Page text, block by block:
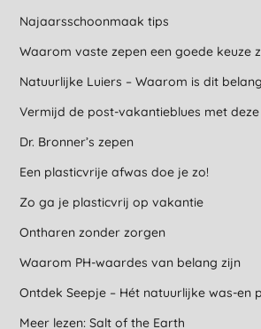
Najaarsschoonmaak tips
Waarom vaste zepen een goede keuze
Natuurlijke Luiers – Waarom is dit
Vermijd de post-vakantieblues met
Dr. Bronner’s zepen
Een plasticvrije afwas doe je zo!
Zo ga je plasticvrij op vakantie
Ontharen zonder zorgen
Waarom PH-waardes van belang zijn
Ontdek Seepje – Hét natuurlijke was-en
Meer lezen: Salt of the Earth